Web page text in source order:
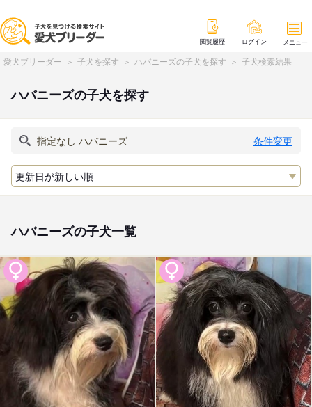
閲覧履歴 ログイン メニュー
愛犬ブリーダー 子犬を探す ハバニーズの子犬を探す 子犬検索結果
ハバニーズの子犬を探す
条件変更
ハバニーズの子犬一覧